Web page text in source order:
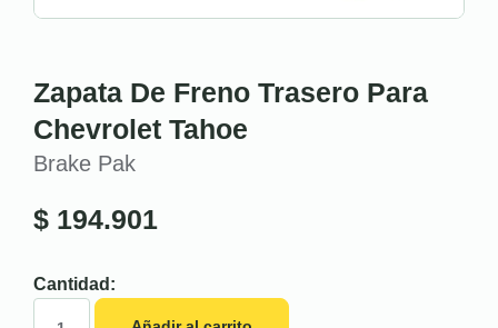
Zapata De Freno Trasero Para
Chevrolet Tahoe
Brake Pak
$ 194.901
Cantidad: